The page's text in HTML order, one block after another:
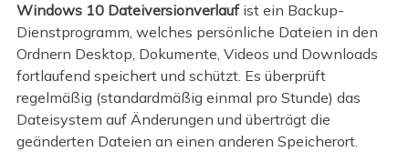
Windows 10 Dateiversionverlaufist ein Backup-
Dienstprogramm, welches persönliche Dateien in den
Ordnern Desktop, Dokumente, Videos und Downloads
fortlaufend speichert und schützt. Es überprüft
regelmäßig (standardmäßig einmal pro Stunde) das
Dateisystem auf Änderungen und überträgt die
geänderten Dateien an einen anderen Speicherort.